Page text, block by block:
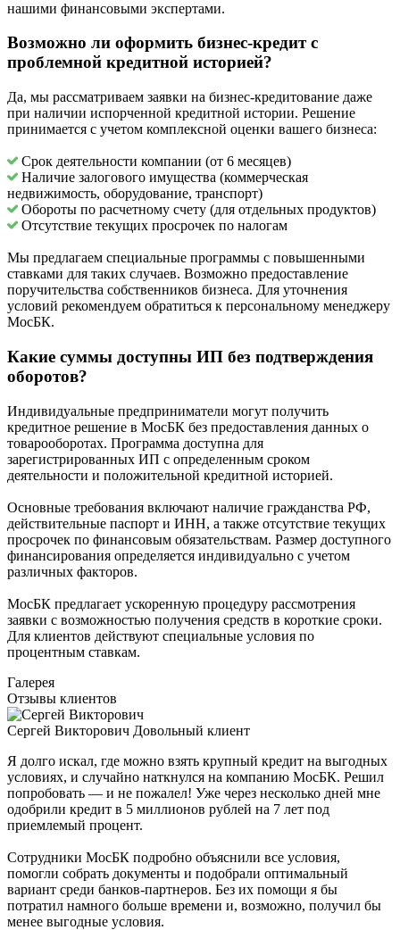
нашими финансовыми экспертами.
Возможно ли оформить бизнес-кредит с
проблемной кредитной историей?
Да, мы рассматриваем заявки на бизнес-кредитование даже
при наличии испорченной кредитной истории. Решение
принимается с учетом комплексной оценки вашего бизнеса:
Срок деятельности компании (от 6 месяцев)
Наличие залогового имущества (коммерческая
недвижимость, оборудование, транспорт)
Обороты по расчетному счету (для отдельных продуктов)
Отсутствие текущих просрочек по налогам
Мы предлагаем специальные программы с повышенными
ставками для таких случаев. Возможно предоставление
поручительства собственников бизнеса. Для уточнения
условий рекомендуем обратиться к персональному менеджеру
МосБК.
Какие суммы доступны ИП без подтверждения
оборотов?
Индивидуальные предприниматели могут получить
кредитное решение в МосБК без предоставления данных о
товарооборотах. Программа доступна для
зарегистрированных ИП с определенным сроком
деятельности и положительной кредитной историей.
Основные требования включают наличие гражданства РФ,
действительные паспорт и ИНН, а также отсутствие текущих
просрочек по финансовым обязательствам. Размер доступного
финансирования определяется индивидуально с учетом
различных факторов.
МосБК предлагает ускоренную процедуру рассмотрения
заявки с возможностью получения средств в короткие сроки.
Для клиентов действуют специальные условия по
процентным ставкам.
Галерея
Отзывы клиентов
Сергей Викторович Довольный клиент
Я долго искал, где можно взять крупный кредит на выгодных
условиях, и случайно наткнулся на компанию МосБК. Решил
попробовать — и не пожалел! Уже через несколько дней мне
одобрили кредит в 5 миллионов рублей на 7 лет под
приемлемый процент.
Сотрудники МосБК подробно объяснили все условия,
помогли собрать документы и подобрали оптимальный
вариант среди банков-партнеров. Без их помощи я бы
потратил намного больше времени и, возможно, получил бы
менее выгодные условия.